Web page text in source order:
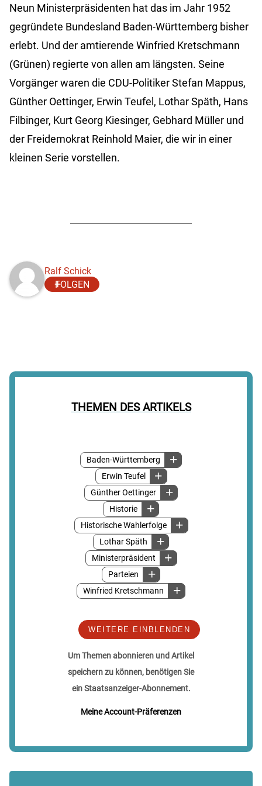
THEMEN DES ARTIKELS
Baden-Württemberg
Erwin Teufel
Günther Oettinger
Historie
Historische Wahlerfolge
Lothar Späth
Ministerpräsident
Parteien
Winfried Kretschmann
WEITERE EINBLENDEN
Um Themen abonnieren und Artikel
speichern zu können, benötigen Sie
ein Staatsanzeiger-Abonnement.
Meine Account-Präferenzen
Neun Ministerpräsidenten hat das im Jahr 1952
gegründete Bundesland Baden-Württemberg bisher
erlebt. Und der amtierende Winfried Kretschmann
(Grünen) regierte von allen am längsten. Seine
Vorgänger waren die CDU-Politiker Stefan Mappus,
Günther Oettinger, Erwin Teufel, Lothar Späth, Hans
Filbinger, Kurt Georg Kiesinger, Gebhard Müller und
der Freidemokrat Reinhold Maier, die wir in einer
kleinen Serie vorstellen.
Ralf Schick
FOLGEN